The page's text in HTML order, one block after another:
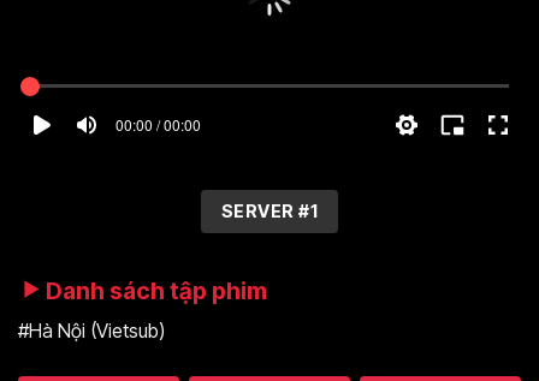
00:00 / 00:00
SERVER #1
Danh sách tập phim
#Hà Nội (Vietsub)